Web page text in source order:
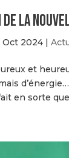
la
Oct 2024 |
et
en sorte